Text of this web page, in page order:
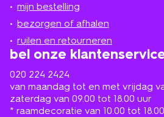
mijn bestelling
bezorgen of afhalen
ruilen en retourneren
bel onze
020 224 2424
van maandag tot en met vrijdag
zaterdag van 09.00 tot 18.00 uur
* raamdecoratie van 10.00 tot
in
de
buurt